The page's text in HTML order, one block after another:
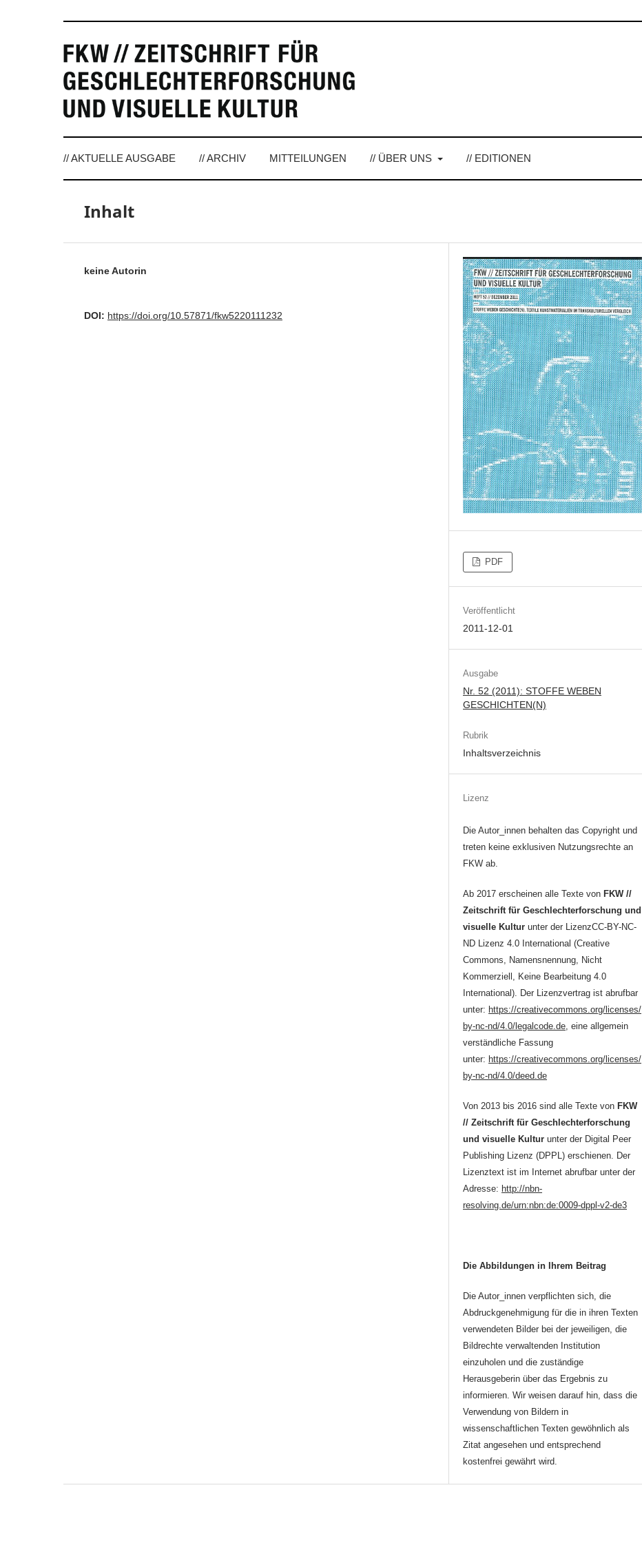
// AKTUELLE AUSGABE // ARCHIV MITTEILUNGEN // ÜBER UNS // EDITIONEN
Inhalt
keine Autorin
DOI: https://doi.org/10.57871/fkw5220111232
PDF
Veröffentlicht
2011-12-01
Ausgabe
Nr. 52 (2011): STOFFE WEBEN
GESCHICHTEN(N)
Rubrik
Inhaltsverzeichnis
Lizenz
Die Autor_innen behalten das Copyright und
treten keine exklusiven Nutzungsrechte an
FKW ab.
Ab 2017 erscheinen alle Texte von FKW //
Zeitschrift für Geschlechterforschung und
visuelle Kultur unter der LizenzCC-BY-NC-
ND Lizenz 4.0 International (Creative
Commons, Namensnennung, Nicht
Kommerziell, Keine Bearbeitung 4.0
International). Der Lizenzvertrag ist abrufbar
unter: https://creativecommons.org/licenses/
by-nc-nd/4.0/legalcode.de, eine allgemein
verständliche Fassung
unter: https://creativecommons.org/licenses/
by-nc-nd/4.0/deed.de
Von 2013 bis 2016 sind alle Texte von FKW
// Zeitschrift für Geschlechterforschung
und visuelle Kultur unter der Digital Peer
Publishing Lizenz (DPPL) erschienen. Der
Lizenztext ist im Internet abrufbar unter der
Adresse: http://nbn-
resolving.de/urn:nbn:de:0009-dppl-v2-de3
Die Abbildungen in Ihrem Beitrag
Die Autor_innen verpflichten sich, die
Abdruckgenehmigung für die in ihren Texten
verwendeten Bilder bei der jeweiligen, die
Bildrechte verwaltenden Institution
einzuholen und die zuständige
Herausgeberin über das Ergebnis zu
informieren. Wir weisen darauf hin, dass die
Verwendung von Bildern in
wissenschaftlichen Texten gewöhnlich als
Zitat angesehen und entsprechend
kostenfrei gewährt wird.